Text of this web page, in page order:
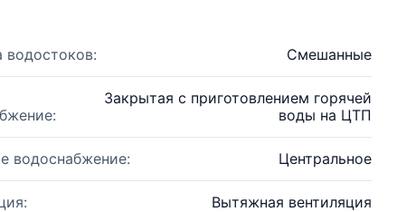
водостоков: Смешанные
Закрытая с приготовлением горячей
воды на ЦТП
водоснабжение: Центральное
Вытяжная вентиляция